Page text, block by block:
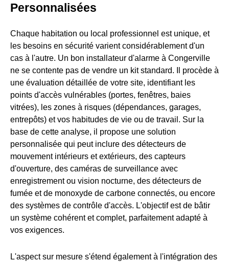
Personnalisées
Chaque habitation ou local professionnel est unique, et
les besoins en sécurité varient considérablement d'un
cas à l'autre. Un bon installateur d'alarme à Congerville
ne se contente pas de vendre un kit standard. Il procède à
une évaluation détaillée de votre site, identifiant les
points d'accès vulnérables (portes, fenêtres, baies
vitrées), les zones à risques (dépendances, garages,
entrepôts) et vos habitudes de vie ou de travail. Sur la
base de cette analyse, il propose une solution
personnalisée qui peut inclure des détecteurs de
mouvement intérieurs et extérieurs, des capteurs
d'ouverture, des caméras de surveillance avec
enregistrement ou vision nocturne, des détecteurs de
fumée et de monoxyde de carbone connectés, ou encore
des systèmes de contrôle d'accès. L'objectif est de bâtir
un système cohérent et complet, parfaitement adapté à
vos exigences.
L'aspect sur mesure s'étend également à l'intégration des